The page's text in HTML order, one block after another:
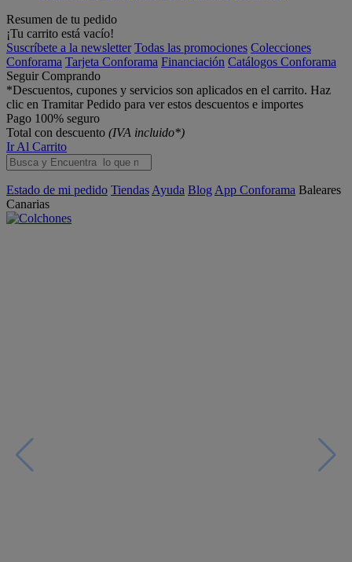
Resumen de tu pedido
¡Tu carrito está vacío!
Suscríbete a la newsletter Todas las promociones Colecciones
Conforama Tarjeta Conforama Financiación Catálogos Conforama
Seguir Comprando
*Descuentos, cupones y servicios son aplicados en el carrito. Haz
clic en Tramitar Pedido para ver estos descuentos e importes
Pago 100% seguro
Total con descuento (IVA incluido*)
Ir Al Carrito
Estado de mi pedido Tiendas Ayuda Blog App Conforama Baleares
Canarias